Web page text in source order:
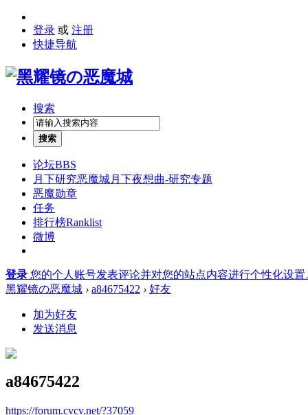
登录 或 注册
快捷导航
搜索
搜索
论坛BBS
月下研究恶魔城月下夜想曲-研究专题
恶魔勋章
任务
排行榜Ranklist
微博
登录 您的个人账号发表评论并对您的站点内容进行个性化设置
黑耀镜の恶魔城 › a84675422 › 好友
加为好友
发送消息
a84675422
https://forum.cvcv.net/?37059